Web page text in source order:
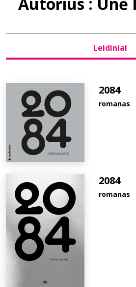
D.U.K.
Leidiniai
2084
romanas
2084
romanas